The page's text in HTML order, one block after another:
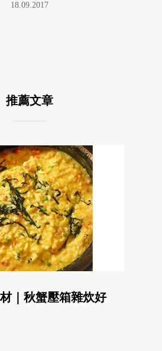
18.09.2017
推薦文章
｜秋蟹壓箱雜炊好